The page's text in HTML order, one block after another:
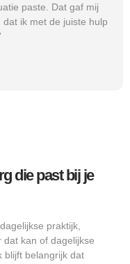
paste. Dat gaf mij
ik met de juiste hulp
die past bij je
praktijk,
kan of dagelijkse
blijft belangrijk dat